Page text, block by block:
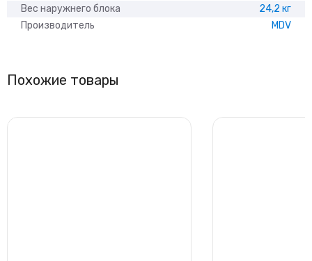
Вес наружнего блока
24,2 кг
Производитель
MDV
Похожие товары